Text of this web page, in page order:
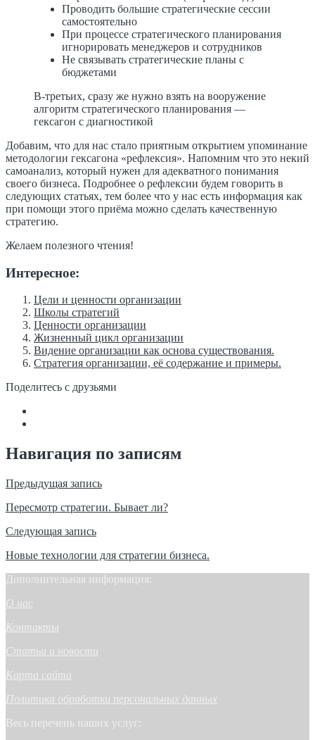
Проводить большие стратегические сессии
самостоятельно
При процессе стратегического планирования
игнорировать менеджеров и сотрудников
Не связывать стратегические планы с
бюджетами
В-третьих, сразу же нужно взять на вооружение
алгоритм стратегического планирования —
гексагон с диагностикой
Добавим, что для нас стало приятным открытием упоминание
методологии гексагона «рефлексия». Напомним что это некий
самоанализ, который нужен для адекватного понимания
своего бизнеса. Подробнее о рефлексии будем говорить в
следующих статьях, тем более что у нас есть информация как
при помощи этого приёма можно сделать качественную
стратегию.
Желаем полезного чтения!
Интересное:
Цели и ценности организации
Школы стратегий
Ценности организации
Жизненный цикл организации
Видение организации как основа существования.
Стратегия организации, её содержание и примеры.
Поделитесь с друзьями
Навигация по записям
Предыдущая запись
Пересмотр стратегии. Бывает ли?
Следующая запись
Новые технологии для стратегии бизнеса.
Дополнительная информация:
О нас
Контакты
Статьи и новости
Карта сайта
Политика обработки персональных данных
Весь перечень наших услуг: